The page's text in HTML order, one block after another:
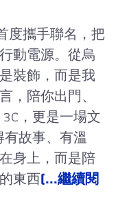
度攜手聯名，把
動電源。從烏
裝飾，而是我
，陪你出門、
，更是一場文
故事、有溫
身上，而是陪
東西(...繼續閱